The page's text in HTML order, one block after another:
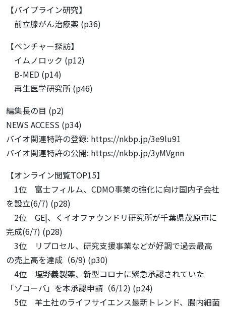
【バイプライン研究】
前立腺がん治療薬 (p36)
【ベンチャー探訪】
イムノロック (p12)
B-MED (p14)
再生医学研究所 (p46)
編集長の目 (p2)
NEWS ACCESS (p34)
バイオ関連特許の登録: https://nkbp.jp/3e9lu91
バイオ関連特許の公開: https://nkbp.jp/3yMVgnn
【オンライン閲覧TOP15】
1位 富士フィルム、CDMO事業の強化に向け国内子会社
を設立(6/7) (p28)
2位 GE|、くイオファウンドリ研究所が千葉県茂原市に
完成(6/7) (p28)
3位 リプロセル、研究支援事業などが好調で過去最高
の売上高を達成（6/9) (p30)
4位 塩野義製薬、新型コロナに緊急承認されていた
「ゾコーバ」を本承認申請（6/12) (p24)
5位 羊土社のライフサイエンス最新トレンド、腸内細菌